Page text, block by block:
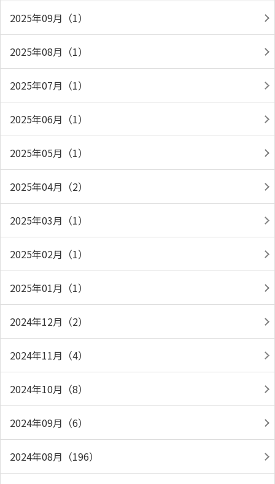
2025年09月（1）
2025年08月（1）
2025年07月（1）
2025年06月（1）
2025年05月（1）
2025年04月（2）
2025年03月（1）
2025年02月（1）
2025年01月（1）
2024年12月（2）
2024年11月（4）
2024年10月（8）
2024年09月（6）
2024年08月（196）